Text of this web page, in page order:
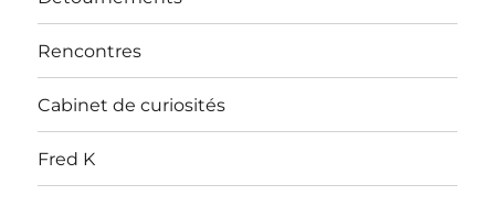
Rencontres
Cabinet de curiosités
Fred K